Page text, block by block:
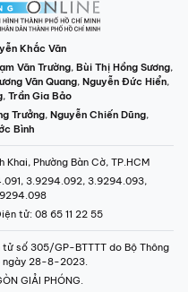
Khắc Văn
Văn Trường, Bùi Thị Hồng Sương,
Văn Quang, Nguyễn Đức Hiển,
, Trần Gia Bảo
Trưởng, Nguyễn Chiến Dũng,
Bình
Phường Bàn Cờ, TP.HCM
3.9294.092, 3.9294.093,
tử: 08 65 11 22 55
số 305/GP-BTTTT do Bộ Thông
ngày 28-8-2023.
GIẢI PHÓNG.